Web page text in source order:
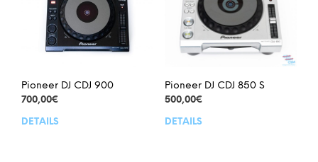
Pioneer DJ CDJ 900
700,00€
DETAILS
Pioneer DJ CDJ 850 S
500,00€
DETAILS